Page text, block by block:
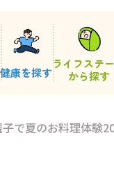
健康を探す
ライフステ
から探す
で夏のお料理体験